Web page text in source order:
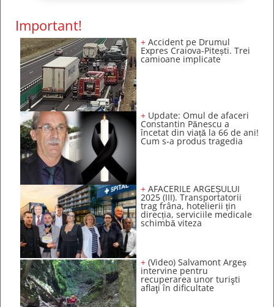
Important!
+ Accident pe Drumul
Expres Craiova-Pitești. Trei
camioane implicate
+ Update: Omul de afaceri
Constantin Pănescu a
încetat din viață la 66 de ani!
Cum s-a produs tragedia
+ AFACERILE ARGEȘULUI
2025 (III). Transportatorii
trag frâna, hotelierii țin
direcția, serviciile medicale
schimbă viteza
+ (Video) Salvamont Argeș
intervine pentru
recuperarea unor turişti
aflaţi în dificultate